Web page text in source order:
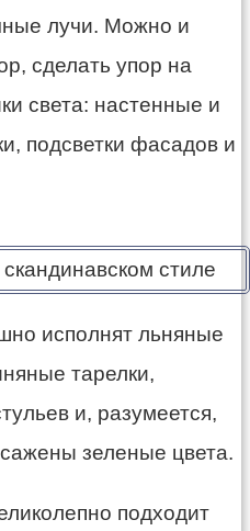
лучи. Можно и
сделать упор на
света: настенные и
подсветки фасадов и
исполнят льняные
тарелки,
и, разумеется,
зеленые цвета.
подходит